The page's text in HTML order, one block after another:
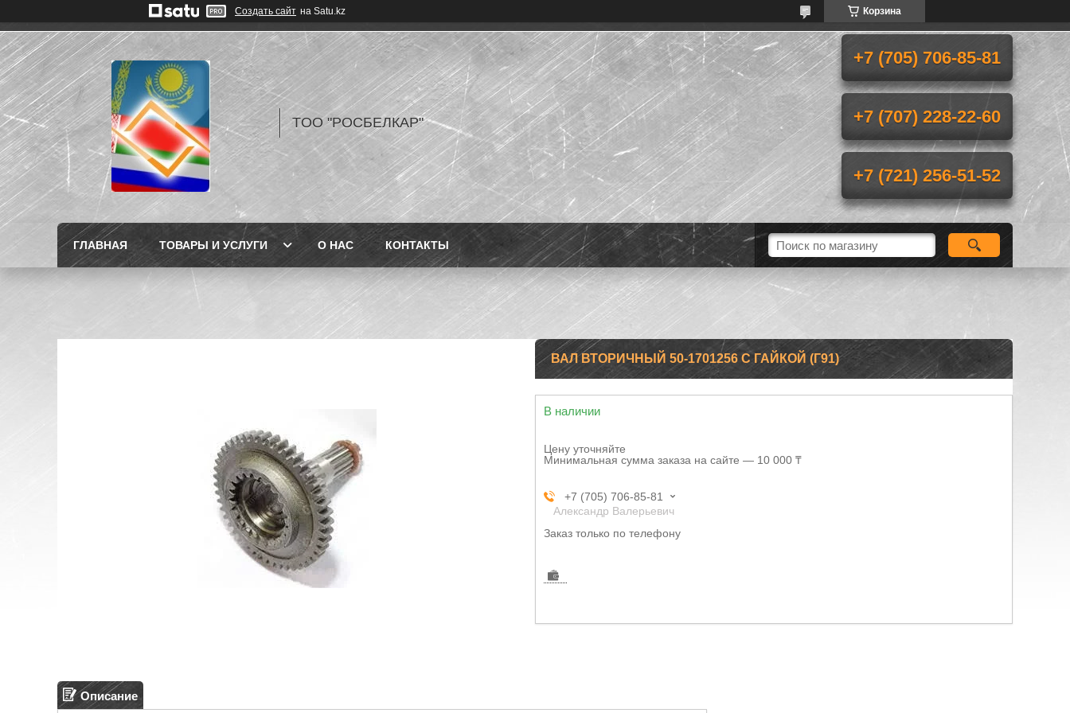
Создать сайт на Satu.kz Корзина
TOO "РОСБЕЛКАР"
+7 (705) 706-85-81
+7 (707) 228-22-60
+7 (721) 256-51-52
ГЛАВНАЯ ТОВАРЫ И УСЛУГИ О НАС КОНТАКТЫ
ВАЛ ВТОРИЧНЫЙ 50-1701256 С ГАЙКОЙ (Г91)
В наличии
Цену уточняйте
Минимальная сумма заказа на сайте — 10 000 ₸
+7 (705) 706-85-81
Александр Валерьевич
Заказ только по телефону
Описание